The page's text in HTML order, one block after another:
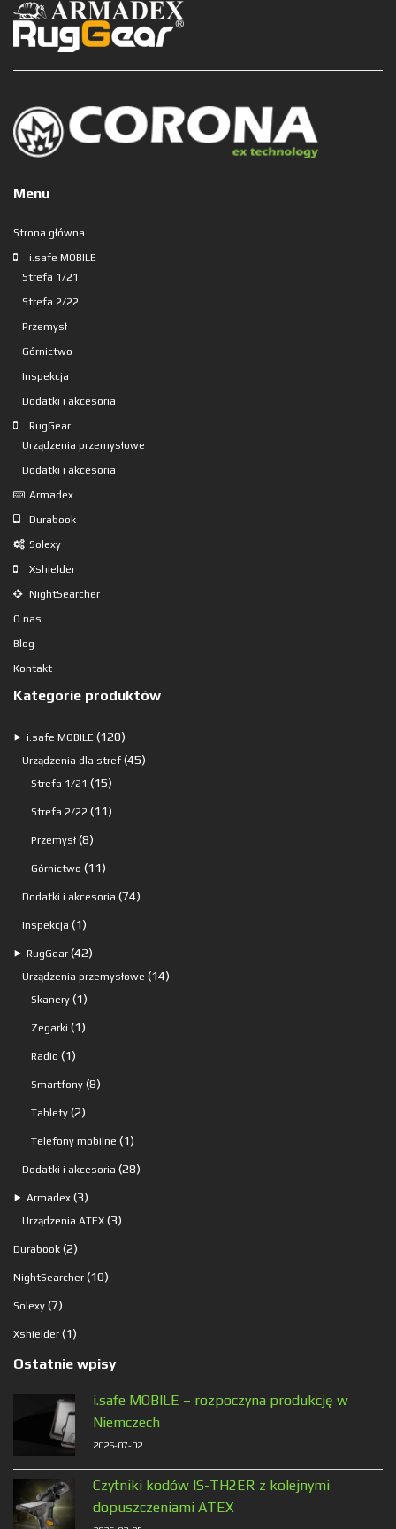
Menu
Strona główna
i.safe MOBILE
Strefa 1/21
Strefa 2/22
Przemysł
Górnictwo
Inspekcja
Dodatki i akcesoria
RugGear
Urządzenia przemysłowe
Dodatki i akcesoria
Armadex
Durabook
Solexy
Xshielder
NightSearcher
O nas
Blog
Kontakt
Kategorie produktów
⯈ i.safe MOBILE 120120
produktów
Urządzenia dla stref 4545
Strefa 1/21 1515
produktów
Strefa 2/22 1111
Przemysł 88
produktów
Górnictwo 1111
produktów
Dodatki i akcesoria 7474
Inspekcja 11
produkt
⯈ RugGear 4242
produkty
Urządzenia przemysłowe 1414
Skanery 11
produkt
Zegarki 11
Radio 11
produkt
Smartfony 88
Tablety 22
produkty
Telefony mobilne 11
produkt
Dodatki i akcesoria 2828
⯈ Armadex 33
produkty
Urządzenia ATEX 33
Durabook 22
produkty
NightSearcher 1010
Solexy 77
produktów
Xshielder 11
Ostatnie wpisy
i.safe MOBILE – rozpoczyna produkcję w
Niemczech
2026-07-02
Czytniki kodów IS-TH2ER z kolejnymi
dopuszczeniami ATEX